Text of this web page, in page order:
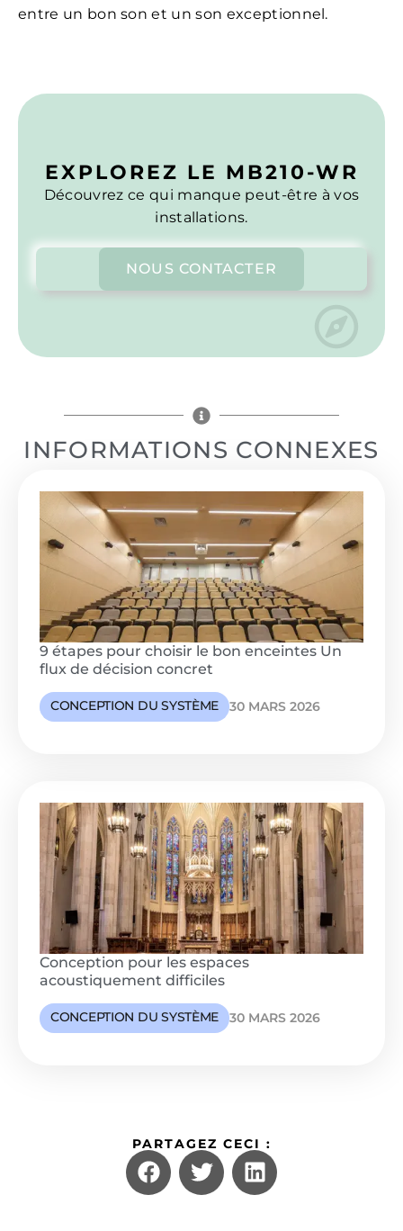
entre un bon son et un son exceptionnel.
EXPLOREZ LE MB210-WR
Découvrez ce qui manque peut-être à vos
installations.
NOUS CONTACTER
INFORMATIONS CONNEXES
9 étapes pour choisir le bon enceintes Un
flux de décision concret
CONCEPTION DU SYSTÈME 30 MARS 2026
Conception pour les espaces
acoustiquement difficiles
CONCEPTION DU SYSTÈME 30 MARS 2026
PARTAGEZ CECI :